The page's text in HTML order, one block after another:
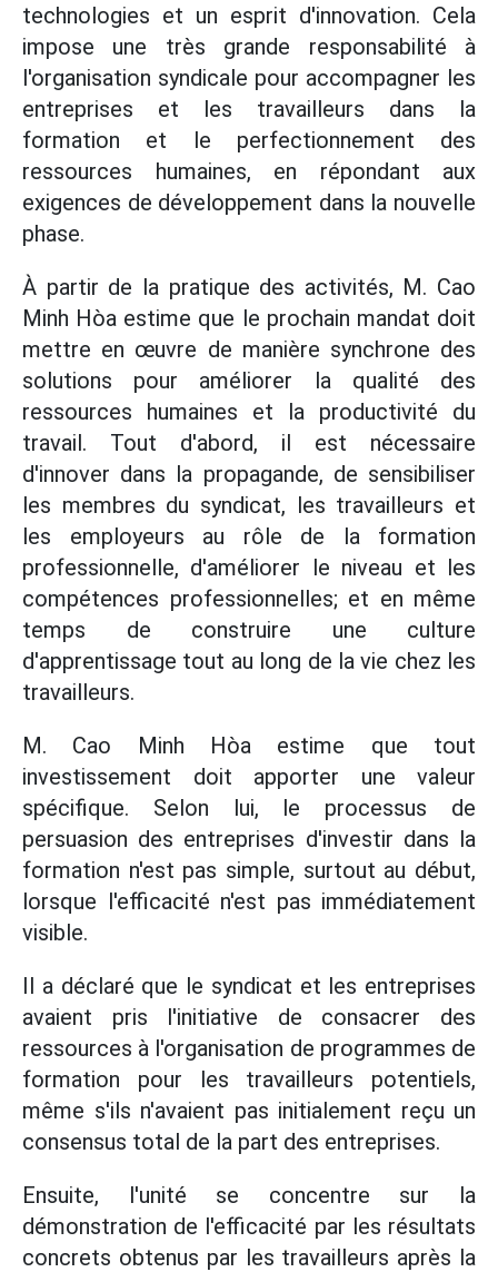
technologies et un esprit d'innovation. Cela
impose une très grande responsabilité à
l'organisation syndicale pour accompagner les
entreprises et les travailleurs dans la
formation et le perfectionnement des
ressources humaines, en répondant aux
exigences de développement dans la nouvelle
phase.
À partir de la pratique des activités, M. Cao
Minh Hòa estime que le prochain mandat doit
mettre en œuvre de manière synchrone des
solutions pour améliorer la qualité des
ressources humaines et la productivité du
travail. Tout d'abord, il est nécessaire
d'innover dans la propagande, de sensibiliser
les membres du syndicat, les travailleurs et
les employeurs au rôle de la formation
professionnelle, d'améliorer le niveau et les
compétences professionnelles; et en même
temps de construire une culture
d'apprentissage tout au long de la vie chez les
travailleurs.
M. Cao Minh Hòa estime que tout
investissement doit apporter une valeur
spécifique. Selon lui, le processus de
persuasion des entreprises d'investir dans la
formation n'est pas simple, surtout au début,
lorsque l'efficacité n'est pas immédiatement
visible.
Il a déclaré que le syndicat et les entreprises
avaient pris l'initiative de consacrer des
ressources à l'organisation de programmes de
formation pour les travailleurs potentiels,
même s'ils n'avaient pas initialement reçu un
consensus total de la part des entreprises.
Ensuite, l'unité se concentre sur la
démonstration de l'efficacité par les résultats
concrets obtenus par les travailleurs après la